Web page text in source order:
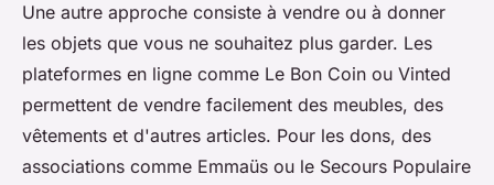
Une autre approche consiste à vendre ou à donner
les objets que vous ne souhaitez plus garder. Les
plateformes en ligne comme Le Bon Coin ou Vinted
permettent de vendre facilement des meubles, des
vêtements et d'autres articles. Pour les dons, des
associations comme Emmaüs ou le Secours Populaire